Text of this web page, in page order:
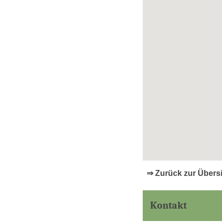
⇒ Zurück zur
Kontakt